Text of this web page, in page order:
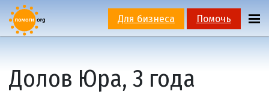
Для бизнеса Помочь
Долов Юра, 3 года